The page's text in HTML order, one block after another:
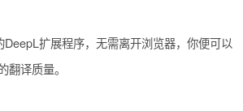
扩展程序，无需离开浏览器，你便可以
译质量。